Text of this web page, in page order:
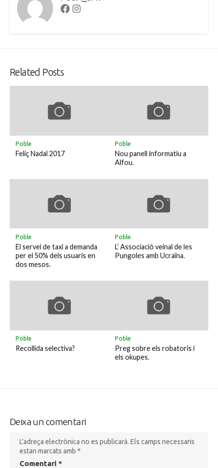
FacebookInstagram
Related Posts
Poble
Feliç Nadal 2017
Poble
Nou panell informatiu a
Alfou.
Poble
El servei de taxi a demanda
per el 50% dels usuaris en
dos mesos.
Poble
L’ Associació veinal de les
Pungoles amb Ucraïna.
Poble
Recollida selectiva?
Poble
Preg sobre els robatoris i
els okupes.
Deixa un comentari
L'adreça electrònica no es publicarà. Els camps necessaris
estan marcats amb *
Comentari *